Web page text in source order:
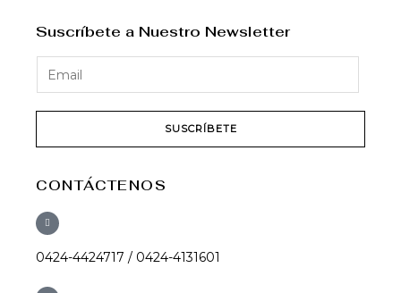
Suscríbete a Nuestro Newsletter
SUSCRÍBETE
CONTÁCTENOS
0424-4424717 / 0424-4131601